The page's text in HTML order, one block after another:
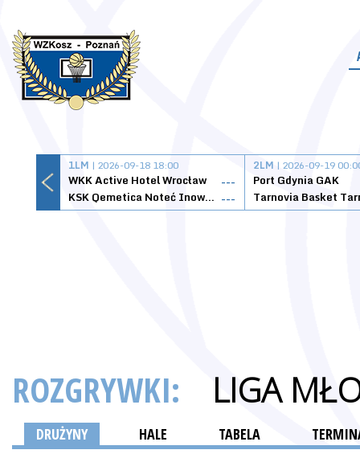
1LM | 2026-09-18 18:00
WKK Active Hotel Wrocław
---
KSK Qemetica Noteć Inowrocław ---
2LM | 2026-09-19
Port Gdynia GAK
ROZGRYWKI: LIGA
DRUŻYNY HALE TABELA